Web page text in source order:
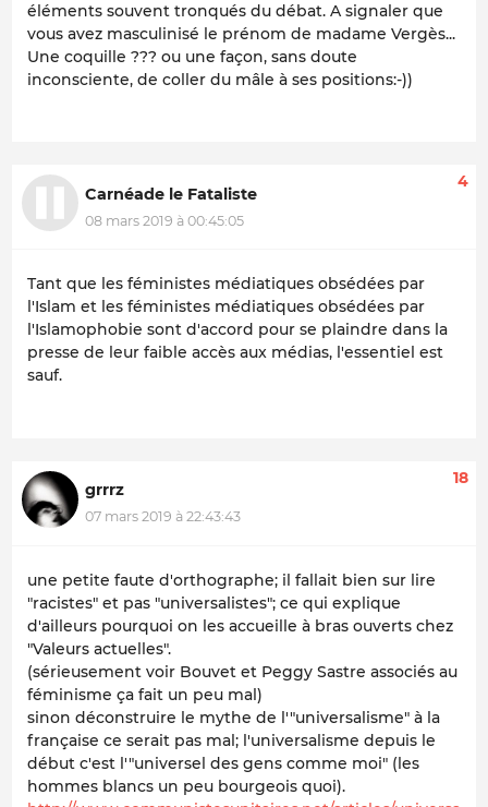
éléments souvent tronqués du débat. A signaler que
vous avez masculinisé le prénom de madame Vergès...
Une coquille ??? ou une façon, sans doute
inconsciente, de coller du mâle à ses positions:-))
Carnéade le Fataliste
08 mars 2019 à 00:45:05
4
Tant que les féministes médiatiques obsédées par
l'Islam et les féministes médiatiques obsédées par
l'Islamophobie sont d'accord pour se plaindre dans la
presse de leur faible accès aux médias, l'essentiel est
sauf.
grrrz
07 mars 2019 à 22:43:43
18
une petite faute d'orthographe; il fallait bien sur lire
"racistes" et pas "universalistes"; ce qui explique
d'ailleurs pourquoi on les accueille à bras ouverts chez
"Valeurs actuelles".
(sérieusement voir Bouvet et Peggy Sastre associés au
féminisme ça fait un peu mal)
sinon déconstruire le mythe de l'"universalisme" à la
française ce serait pas mal; l'universalisme depuis le
début c'est l'"universel des gens comme moi" (les
hommes blancs un peu bourgeois quoi).